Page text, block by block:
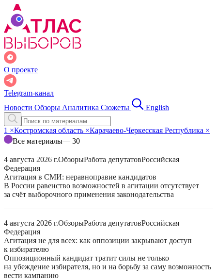
О проекте
Telegram-канал
Новости Обзоры Аналитика Сюжеты English
1 ×Костромская область ×Карачаево-Черкесская Республика ×
Все материалы— 30
4 августа 2026 г.ОбзорыРабота депутатовРоссийская
Федерация
Агитация в СМИ: неравноправие кандидатов
В России равенство возможностей в агитации отсутствует
за счёт выборочного применения законодательства
4 августа 2026 г.ОбзорыРабота депутатовРоссийская
Федерация
Агитация не для всех: как оппозиции закрывают доступ
к избирателю
Оппозиционный кандидат тратит силы не только
на убеждение избирателя, но и на борьбу за саму возможность
вести кампанию